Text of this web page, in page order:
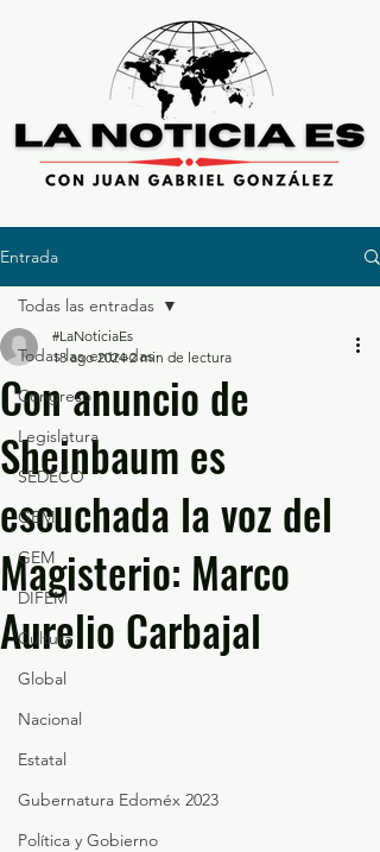
Entrada
Todas las entradas
Congreso
Legislatura
SEDECO
GEM
GEM
DIFEM
Cultura
Global
Nacional
Estatal
Gubernatura Edoméx 2023
Política y Gobierno
Todas las entradas
Con anuncio de
Sheinbaum es
escuchada la voz del
Magisterio: Marco
Aurelio Carbajal
#LaNoticiaEs
18 ago 2024 2 min de lectura